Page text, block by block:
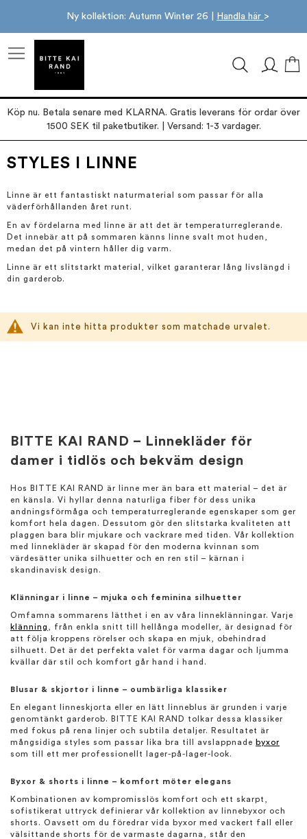
Ny kollektion: Autumn Winter 26 | Handla här >
Köp nu. Betala senare med KLARNA. Gratis leverans för ordar över
1500 SEK til paketbutiker. | Versand: 1-3 vardager.
STYLES I LINNE
Linne är ett fantastiskt naturmaterial som passar för alla
väderförhållanden året runt.
En av fördelarna med linne är att det är temperaturreglerande.
Det innebär att på sommaren känns linne svalt mot huden,
medan det på vintern håller dig varm.
Linne är ett slitstarkt material, vilket garanterar lång livslängd i
din garderob.
Vi kan inte hitta produkter som matchade urvalet.
BITTE KAI RAND – Linnekläder för
damer i tidlös och bekväm design
Hos BITTE KAI RAND är linne mer än bara ett material – det är
en känsla. Vi hyllar denna naturliga fiber för dess unika
andningsförmåga och temperaturreglerande egenskaper som ger
komfort hela dagen. Dessutom gör den slitstarka kvaliteten att
plaggen bara blir mjukare och vackrare med tiden. Vår kollektion
med linnekläder är skapad för den moderna kvinnan som
värdesätter unika silhuetter och en ren stil – kärnan i
skandinavisk design.
Klänningar i linne – mjuka och feminina silhuetter
Omfamna sommarens lätthet i en av våra linneklänningar. Varje
klänning
, från enkla snitt till hellånga modeller, är designad för
att följa kroppens rörelser och skapa en mjuk, obehindrad
silhuett. Det är det perfekta valet för varma dagar och ljumma
kvällar där stil och komfort går hand i hand.
Blusar & skjortor i linne – oumbärliga klassiker
En elegant linneskjorta eller en lätt linneblus är grunden i varje
genomtänkt garderob. BITTE KAI RAND tolkar dessa klassiker
med fokus på rena linjer och subtila detaljer. Resultatet är
mångsidiga styles som passar lika bra till avslappnade byxor
som till ett mer professionellt lager-på-lager-look.
Byxor & shorts i linne – komfort möter elegans
Kombinationen av kompromisslös komfort och ett skarpt,
sofistikerat uttryck definierar vår kollektion av linnebyxor och
shorts. Oavsett om du föredrar vida byxor med vackert fall eller
välsittande shorts för de varmaste dagarna, står den